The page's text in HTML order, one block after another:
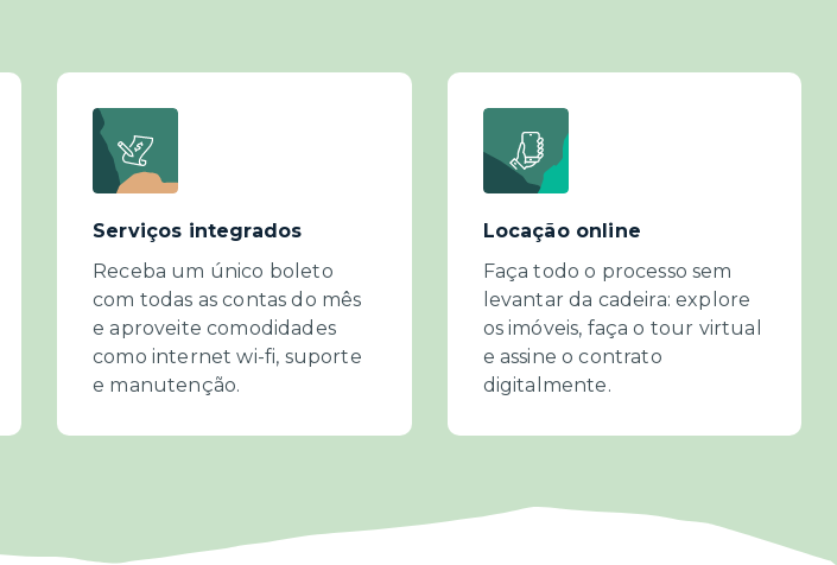
Serviços integrados
Receba um único boleto
com todas as contas do mês
e aproveite comodidades
como internet wi-fi, suporte
e manutenção.
Locação online
Faça todo o processo sem
levantar da cadeira: explore
os imóveis, faça o tour virtual
e assine o contrato
digitalmente.